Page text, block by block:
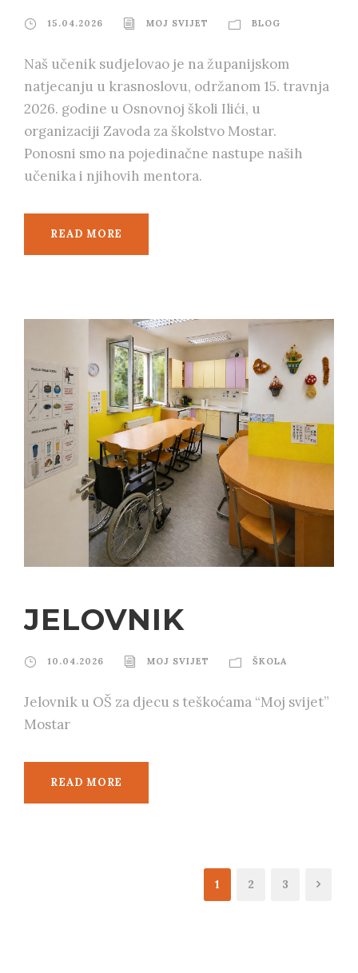
15.04.2026 MOJ SVIJET BLOG
Naš učenik sudjelovao je na županijskom
natjecanju u krasnoslovu, održanom 15. travnja
2026. godine u Osnovnoj školi Ilići, u
organizaciji Zavoda za školstvo Mostar.
Ponosni smo na pojedinačne nastupe naših
učenika i njihovih mentora.
READ MORE
JELOVNIK
10.04.2026 MOJ SVIJET ŠKOLA
Jelovnik u OŠ za djecu s teškoćama “Moj svijet”
Mostar
READ MORE
1 2 3